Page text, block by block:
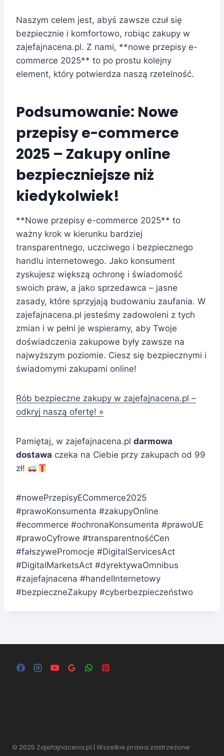
Naszym celem jest, abyś zawsze czuł się
bezpiecznie i komfortowo, robiąc zakupy w
zajefajnacena.pl. Z nami, **nowe przepisy e-
commerce 2025** to po prostu kolejny
element, który potwierdza naszą rzetelność.
Podsumowanie: Nowe
przepisy e-commerce
2025 – Zakupy online
bezpieczniejsze niż
kiedykolwiek!
**Nowe przepisy e-commerce 2025** to
ważny krok w kierunku bardziej
transparentnego, uczciwego i bezpiecznego
handlu internetowego. Jako konsument
zyskujesz większą ochronę i świadomość
swoich praw, a jako sprzedawca – jasne
zasady, które sprzyjają budowaniu zaufania. W
zajefajnacena.pl jesteśmy zadowoleni z tych
zmian i w pełni je wspieramy, aby Twoje
doświadczenia zakupowe były zawsze na
najwyższym poziomie. Ciesz się bezpiecznymi i
świadomymi zakupami online!
Rób bezpieczne zakupy w zajefajnacena.pl –
odkryj naszą ofertę! »
Pamiętaj, w zajefajnacena.pl darmowa
dostawa czeka na Ciebie przy zakupach od 99
zł!
#nowePrzepisyECommerce2025
#prawoKonsumenta #zakupyOnline
#ecommerce #ochronaKonsumenta #prawoUE
#prawoCyfrowe #transparentnośćCen
#fałszywePromocje #DigitalServicesAct
#DigitalMarketsAct #dyrektywaOmnibus
#zajefajnacena #handelInternetowy
#bezpieczneZakupy #cyberbezpieczeństwo
© 2025 Zajefajnacena.pl | Wszelkie prawa zastrzeżone